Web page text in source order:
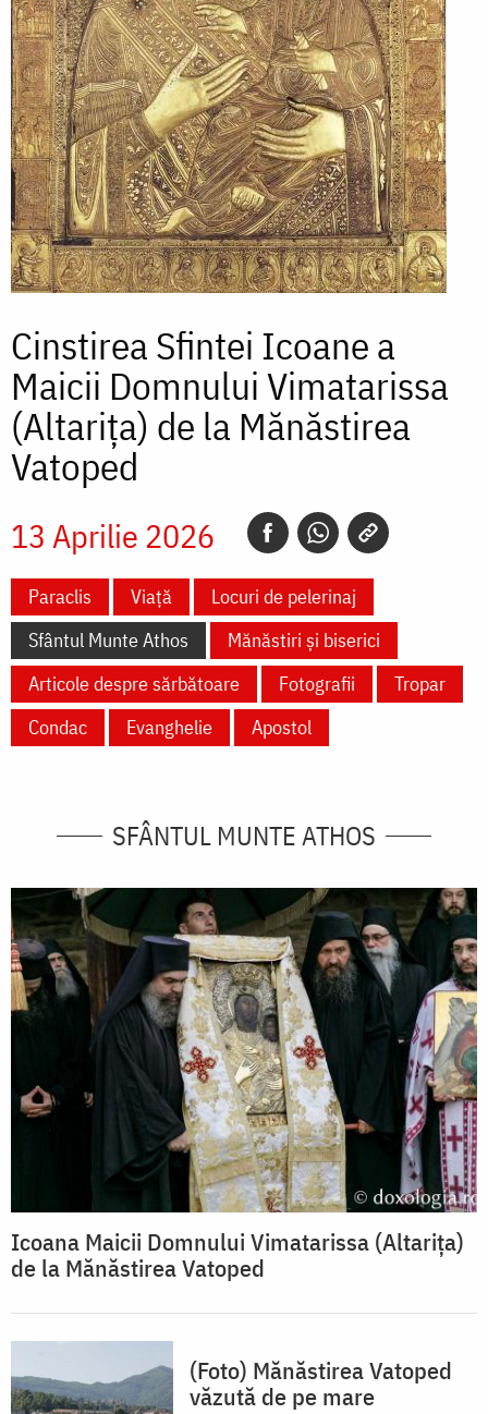
Cinstirea Sfintei Icoane a
Maicii Domnului Vimatarissa
(Altarița) de la Mănăstirea
Vatoped
13 Aprilie 2026
Paraclis Viață
Locuri de pelerinaj
Sfântul Munte Athos
Mănăstiri și biserici
Articole despre sărbătoare
Fotografii
Tropar
Condac
Evanghelie Apostol
SFÂNTUL MUNTE ATHOS
Icoana Maicii Domnului Vimatarissa (Altarița)
de la Mănăstirea Vatoped
(Foto) Mănăstirea Vatoped
văzută de pe mare